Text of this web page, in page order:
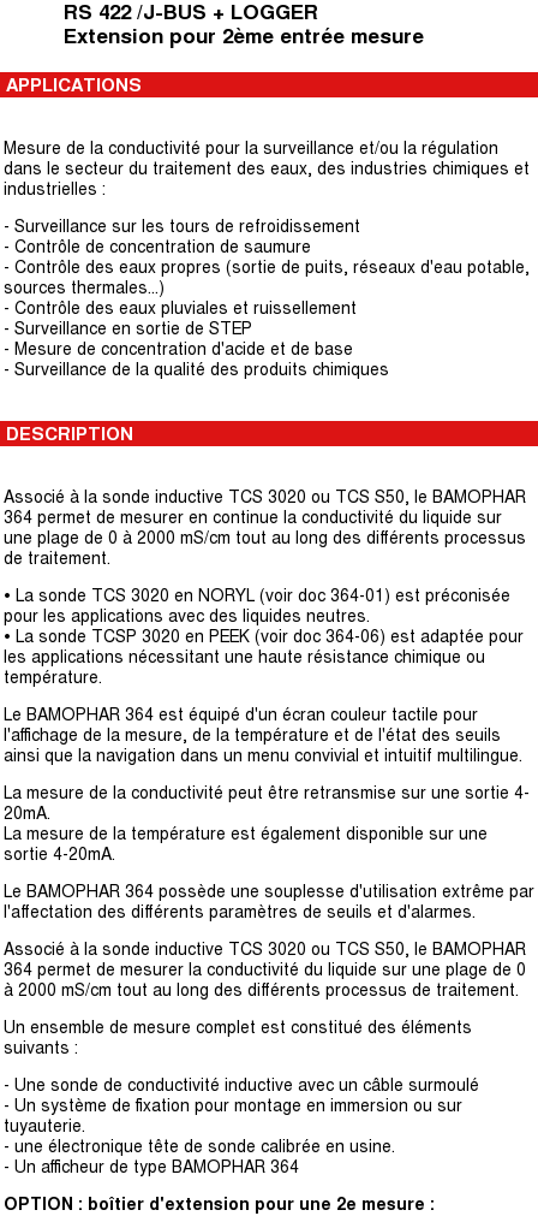
RS 422 /J-BUS + LOGGER
Extension pour 2ème entrée mesure
APPLICATIONS
Mesure de la conductivité pour la surveillance et/ou la régulation
dans le secteur du traitement des eaux, des industries chimiques et
industrielles :
- Surveillance sur les tours de refroidissement
- Contrôle de concentration de saumure
- Contrôle des eaux propres (sortie de puits, réseaux d'eau potable,
sources thermales...)
- Contrôle des eaux pluviales et ruissellement
- Surveillance en sortie de STEP
- Mesure de concentration d'acide et de base
- Surveillance de la qualité des produits chimiques
DESCRIPTION
Associé à la sonde inductive TCS 3020 ou TCS S50, le BAMOPHAR
364 permet de mesurer en continue la conductivité du liquide sur
une plage de 0 à 2000 mS/cm tout au long des différents processus
de traitement.
• La sonde TCS 3020 en NORYL (voir doc 364-01) est préconisée
pour les applications avec des liquides neutres.
• La sonde TCSP 3020 en PEEK (voir doc 364-06) est adaptée pour
les applications nécessitant une haute résistance chimique ou
température.
Le BAMOPHAR 364 est équipé d'un écran couleur tactile pour
l'affichage de la mesure, de la température et de l'état des seuils
ainsi que la navigation dans un menu convivial et intuitif multilingue.
La mesure de la conductivité peut être retransmise sur une sortie 4-
20mA.
La mesure de la température est également disponible sur une
sortie 4-20mA.
Le BAMOPHAR 364 possède une souplesse d'utilisation extrême par
l'affectation des différents paramètres de seuils et d'alarmes.
Associé à la sonde inductive TCS 3020 ou TCS S50, le BAMOPHAR
364 permet de mesurer la conductivité du liquide sur une plage de 0
à 2000 mS/cm tout au long des différents processus de traitement.
Un ensemble de mesure complet est constitué des éléments
suivants :
- Une sonde de conductivité inductive avec un câble surmoulé
- Un système de fixation pour montage en immersion ou sur
tuyauterie.
- une électronique tête de sonde calibrée en usine.
- Un afficheur de type BAMOPHAR 364
OPTION : boîtier d'extension pour une 2e mesure :